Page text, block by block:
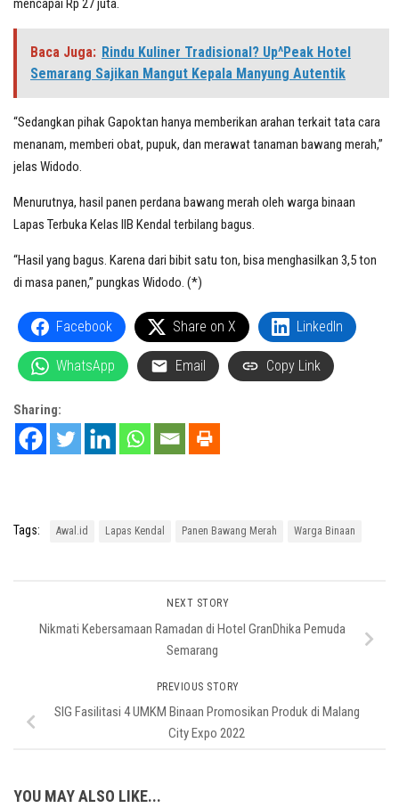
mencapai Rp 27 juta.
Baca Juga: Rindu Kuliner Tradisional? Up^Peak Hotel
Semarang Sajikan Mangut Kepala Manyung Autentik
“Sedangkan pihak Gapoktan hanya memberikan arahan terkait tata cara
menanam, memberi obat, pupuk, dan merawat tanaman bawang merah,”
jelas Widodo.
Menurutnya, hasil panen perdana bawang merah oleh warga binaan
Lapas Terbuka Kelas IIB Kendal terbilang bagus.
“Hasil yang bagus. Karena dari bibit satu ton, bisa menghasilkan 3,5 ton
di masa panen,” pungkas Widodo. (*)
Facebook Share on X LinkedIn
WhatsApp Email Copy Link
Sharing:
Tags: Awal.id Lapas Kendal Panen Bawang Merah Warga Binaan
NEXT STORY
Nikmati Kebersamaan Ramadan di Hotel GranDhika Pemuda
Semarang
PREVIOUS STORY
SIG Fasilitasi 4 UMKM Binaan Promosikan Produk di Malang
City Expo 2022
YOU MAY ALSO LIKE...